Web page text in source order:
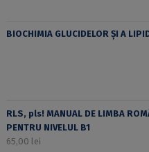
BIOCHIMIA GLUCIDELOR ȘI A
RLS, pls! MANUAL DE LIMBA
PENTRU NIVELUL B1
65,00 lei